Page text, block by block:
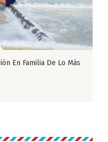
En Familia De Lo Más